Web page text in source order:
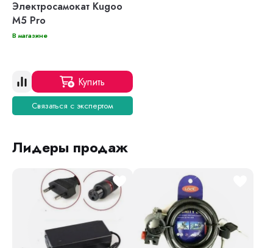
Электросамокат Kugoo
M5 Pro
В магазине
Купить
Связаться с экспертом
Лидеры продаж